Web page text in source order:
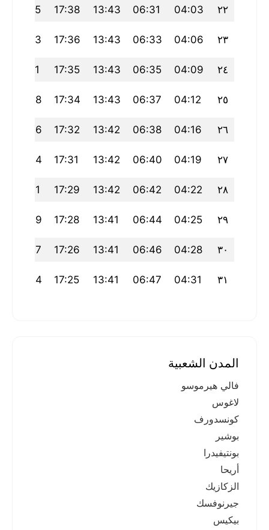
٢٢ 04:03
06:31
13:43
17:38
20:55
٢٣ 04:06
06:33
13:43
17:36
20:53
٢٤ 04:09
06:35
13:43
17:35
20:51
٢٥ 04:12
06:37
13:43
17:34
20:48
٢٦ 04:16
06:38
13:42
17:32
20:46
٢٧ 04:19
06:40
13:42
17:31
20:44
٢٨ 04:22
06:42
13:42
17:29
20:41
٢٩ 04:25
06:44
13:41
17:28
20:39
٣٠ 04:28
06:46
13:41
17:26
20:37
٣١ 04:31
06:47
13:41
17:25
20:34
المدن الشعبية
فالي هيرموسو
لاغوس
كونسدورف
بوشير
بونتيفيدرا
أريحا
الزكازيك
جيرنوفسك
بيكيس